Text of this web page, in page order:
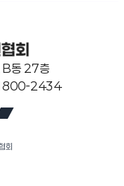
B동 27층
2434
회